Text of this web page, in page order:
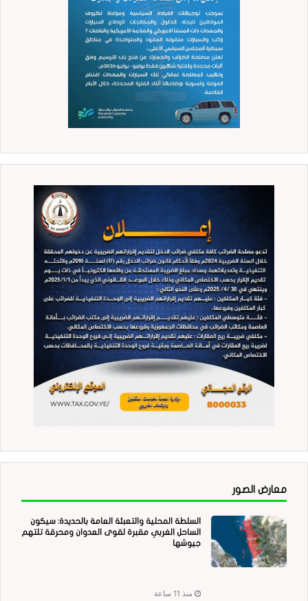
معارض الصور
السلطة المحلية والتعبئة العامة بالحديدة: سيكون
الساحل الغربي مقبرة لقوى العدوان ومحرقة تلتهم
جيوشها
منذ 11 ساعة